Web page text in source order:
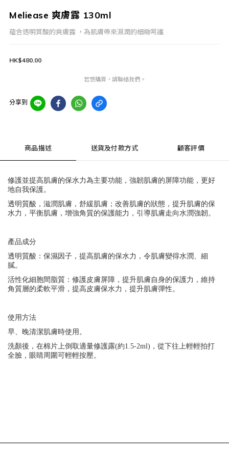
Meliease 爽膚露 130ml
蘊含透明質酸的爽膚露 ，為肌膚帶來濕潤的細緻呵護
HK$480.00
若想購買，請聯絡我們。
分享到
商品描述 送貨及付款方式 顧客評價
修護並提高肌膚的保水力為主要功能，強韌肌膚的屏障功能，更好
地自我保護。
透明質酸，滋潤肌膚，舒緩肌膚；改善肌膚的狀態，提升肌膚的保
水力，平衡肌膚，增強角質的保護能力，引導肌膚走向水潤強韌。
產品成分
透明質酸：保濕因子，提高肌膚的保水力，令肌膚變得水潤、細
膩。
活性化細胞間脂質：修護皮膚屏障，提升肌膚自身的保護力，維持
角質層的柔軟平滑，提高皮膚保水力，提升肌膚彈性。
使用方法
早、晚清潔肌膚時使用。
洗顏後，在棉片上倒取適量修護露(約1.5-2ml) ，從下往上輕輕拍打
全臉，眼睛周圍可輕輕按壓。